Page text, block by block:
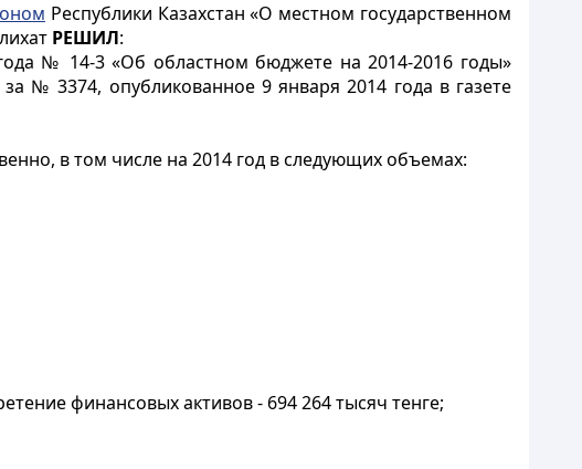
Республики Казахстан «О местном государственном
РЕШИЛ:
№ 14-3 «Об областном бюджете на 2014-2016 годы»
№ 3374, опубликованное 9 января 2014 года в газете
в том числе на 2014 год в следующих объемах:
финансовых активов - 694 264 тысяч тенге;